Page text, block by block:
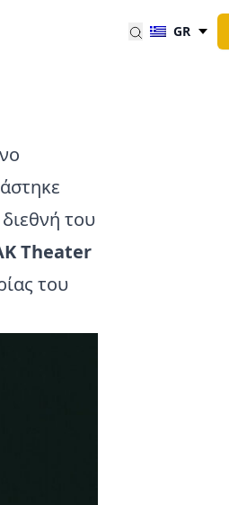
GR
του
Theater
του